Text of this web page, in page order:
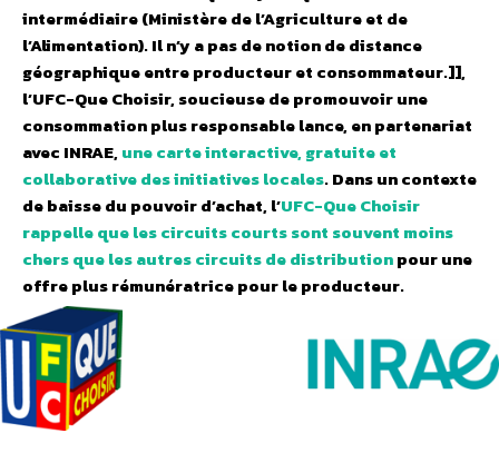
intermédiaire (Ministère de l’Agriculture et de
l’Alimentation). Il n’y a pas de notion de distance
géographique entre producteur et consommateur.]],
l’UFC-Que Choisir, soucieuse de promouvoir une
consommation plus responsable lance, en partenariat
avec INRAE,une carte interactive, gratuite et
collaborative des initiatives locales. Dans un contexte
de baisse du pouvoir d’achat, l’UFC-Que Choisir
rappelle que les circuits courts sont souvent moins
chers que les autres circuits de distributionpour une
offre plus rémunératrice pour le producteur.